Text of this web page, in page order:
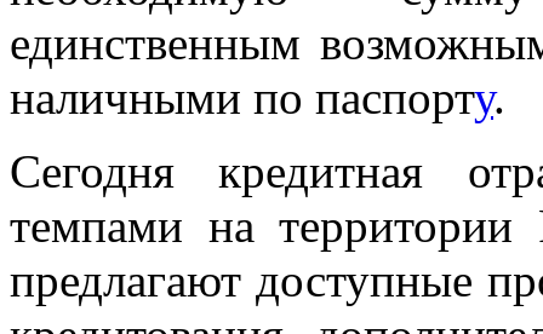
единственным
наличными по паспорту.
Сегодня кредитная
темпами на территории
предлагают доступные